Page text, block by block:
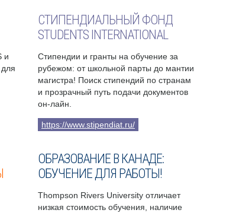
и
СТИПЕНДИАЛЬНЫЙ ФОНД
STUDENTS INTERNATIONAL
Стипендии и гранты на обучение за
рубежом: от школьной парты до мантии
магистра! Поиск стипендий по странам
и прозрачный путь подачи документов
он-лайн.
https://www.stipendiat.ru/
ОБРАЗОВАНИЕ В КАНАДЕ:
ОБУЧЕНИЕ ДЛЯ РАБОТЫ!
Thompson Rivers University отличает
низкая стоимость обучения, наличие